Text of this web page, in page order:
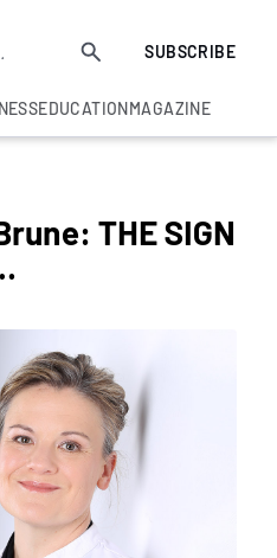
SUBSCRIBE
EDUCATIONMAGAZINE
THE SIGN